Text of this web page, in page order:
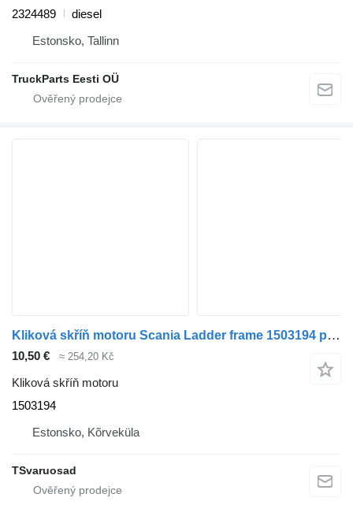
2324489
diesel
Estonsko, Tallinn
TruckParts Eesti OÜ
Kliková skříň motoru Scania Ladder frame 1503194 pro tahače Scania R420
10,50 € ≈ 254,20 Kč
Kliková skříň motoru
1503194
Estonsko, Kõrveküla
TSvaruosad